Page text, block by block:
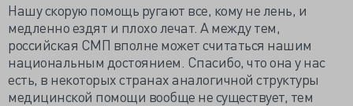
Нашу скорую помощь ругают все, кому не лень, и
медленно ездят и плохо лечат. А между тем,
российская СМП вполне может считаться нашим
национальным достоянием. Спасибо, что она у нас
есть, в некоторых странах аналогичной структуры
медицинской помощи вообще не существует, тем